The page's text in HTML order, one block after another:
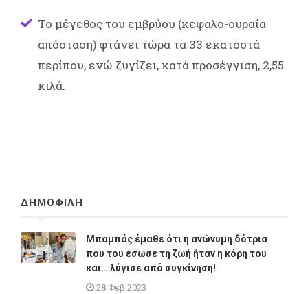
Το μέγεθος του εμβρύου (κεφαλο-ουραία
απόσταση) φτάνει τώρα τα 33 εκατοστά
περίπου, ενώ ζυγίζει, κατά προσέγγιση, 2,55
κιλά.
ΔΗΜΟΦΙΛΗ
Μπαμπάς έμαθε ότι η ανώνυμη δότρια
που του έσωσε τη ζωή ήταν η κόρη του
και… λύγισε από συγκίνηση!
28 Φεβ 2023